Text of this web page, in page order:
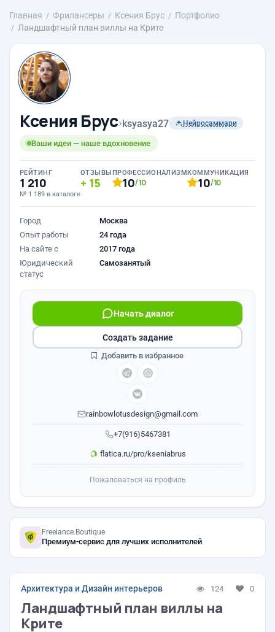
Главная Фрилансеры Ксения Брус
Портфолио
Ландшафтный план виллы на Крите
Ксения Брус›ksyasya27 Нейросаммари
Ваши идеи — наше вдохновение
РЕЙТИНГ
1 210
№ 1 189 в каталоге
ОТЗЫВЫ
15
ПРОФЕССИОНАЛИЗМ
10/10
КОММУНИКАЦИЯ
10/10
Город
Москва
Опыт работы
24 года
На сайте с
2017 года
Юридический
статус
Самозанятый
+7(916)5467381
Начать диалог
rainbowlotusdesign@gmail.com
flatica.ru/pro/kseniabrus
Создать задание
Добавить в избранное
Пожаловаться на профиль
Freelance.Boutique
Премиум-сервис для лучших исполнителей
Архитектура и Дизайн интерьеров 124 0
Ландшафтный план виллы на
Крите